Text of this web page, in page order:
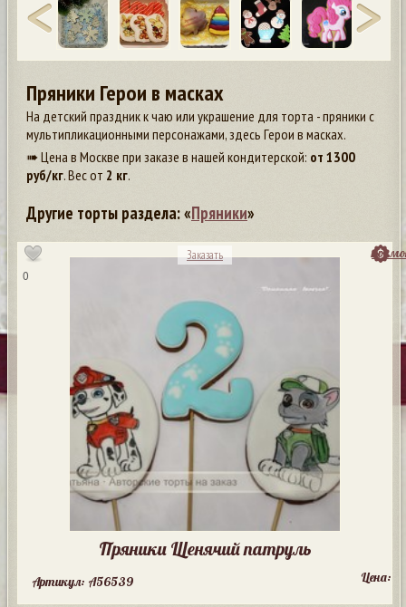
Пряники Герои в масках
На детский праздник к чаю или украшение для торта - пряники с
мультипликационными персонажами, здесь Герои в масках.
➠ Цена в Москве при заказе в нашей кондитерской: от 1300
руб/кг. Вес от 2 кг.
Другие торты раздела: «Пряники»
0
Заказать
Пряники Щенячий патруль
Артикул: A56539 Цена: